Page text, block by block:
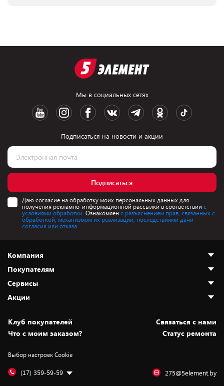
Мы в социальных сетях
Подписаться на новости и акции
Подписаться
Даю согласие на обработку моих персональных данных для
получения рекламно-информационной рассылки в соответствии с
условиями обработки. Ознакомлен с разъяснением прав, связанных с
обработкой, механизмом их реализации, последствиями дачи
согласия или отказа.
Компания
О нас
Адреса магазинов
Новости
Статьи и обзоры
Вакансии
Дай пять добру!
Покупателям
Как сделать заказ
Оплата и доставка
Безналичный расчёт
Обмен и возврат товара
Обработка персональных данных
Подарочные карты
Сервисы
Установка техники
Для игровых консолей
Для мобильных устройств
Для компьютеров
Акции
Скидки и промокоды
Белорусские товары
Бонусы
Оплата частями
Клуб покупателей
Cвязаться с нами
Что с моим заказом?
Статус ремонта
Выбор настроек Cookie
(17) 359-59-59 275@5element.by